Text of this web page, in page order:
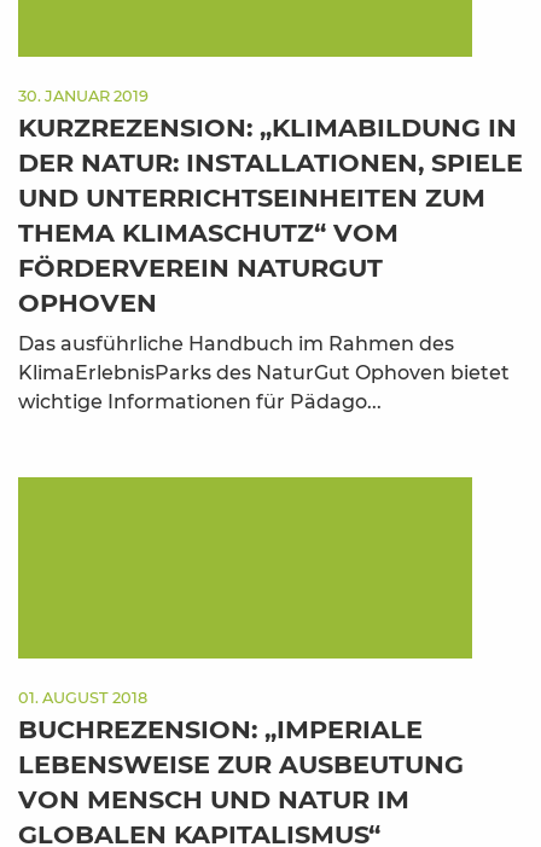
30. JANUAR 2019
KURZREZENSION: „KLIMABILDUNG IN
DER NATUR: INSTALLATIONEN, SPIELE
UND UNTERRICHTSEINHEITEN ZUM
THEMA KLIMASCHUTZ“ VOM
FÖRDERVEREIN NATURGUT
OPHOVEN
Das ausführliche Handbuch im Rahmen des
KlimaErlebnisParks des NaturGut Ophoven bietet
wichtige Informationen für Pädago...
01. AUGUST 2018
BUCHREZENSION: „IMPERIALE
LEBENSWEISE ZUR AUSBEUTUNG
VON MENSCH UND NATUR IM
GLOBALEN KAPITALISMUS“